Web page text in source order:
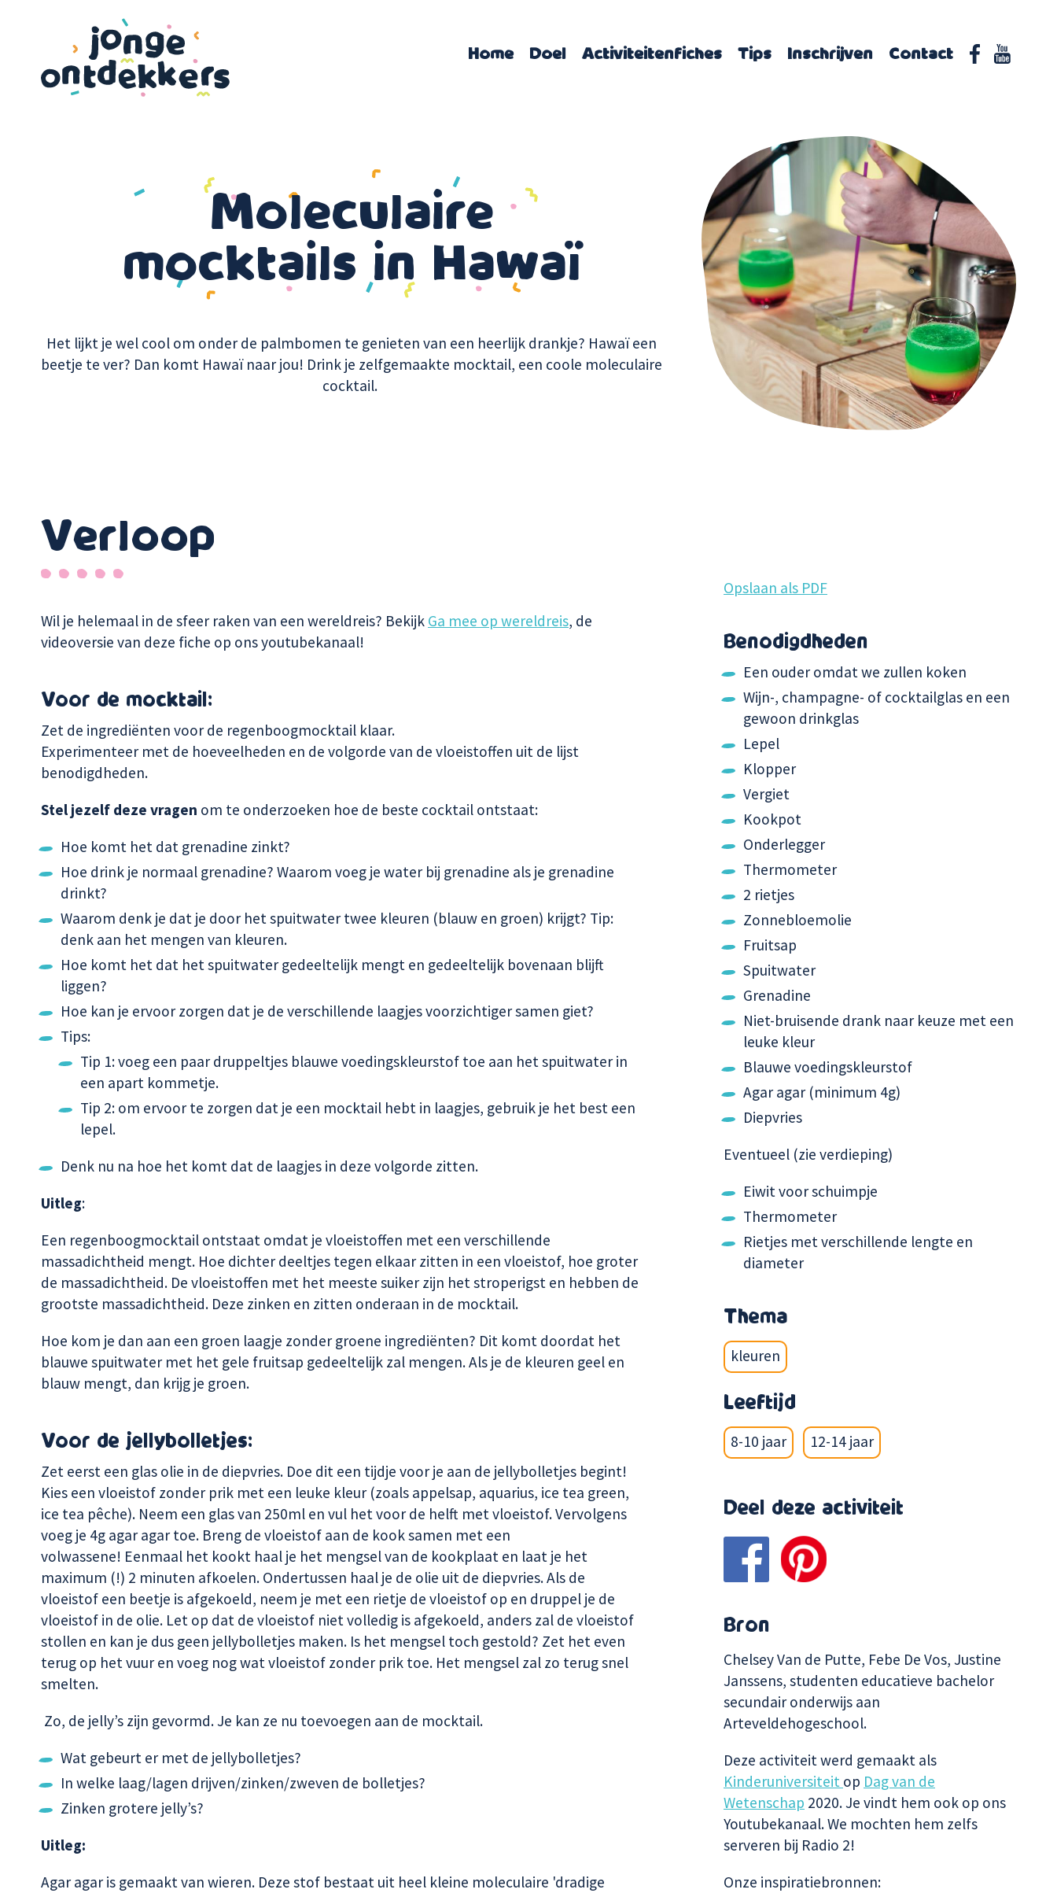
Home Doel Activiteitenfiches Tips Inschrijven Contact
Moleculaire
mocktails in Hawaï
Het lijkt je wel cool om onder de palmbomen te genieten van een heerlijk drankje? Hawaï een
beetje te ver? Dan komt Hawaï naar jou! Drink je zelfgemaakte mocktail, een coole moleculaire
cocktail.
Verloop
Wil je helemaal in de sfeer raken van een wereldreis? Bekijk Ga mee op wereldreis, de
videoversie van deze fiche op ons youtubekanaal!
Voor de mocktail:
Zet de ingrediënten voor de regenboogmocktail klaar.
Experimenteer met de hoeveelheden en de volgorde van de vloeistoffen uit de lijst
benodigdheden.
Stel jezelf deze vragen om te onderzoeken hoe de beste cocktail ontstaat:
Hoe komt het dat grenadine zinkt?
Hoe drink je normaal grenadine? Waarom voeg je water bij grenadine als je grenadine
drinkt?
Waarom denk je dat je door het spuitwater twee kleuren (blauw en groen) krijgt? Tip:
denk aan het mengen van kleuren.
Hoe komt het dat het spuitwater gedeeltelijk mengt en gedeeltelijk bovenaan blijft
liggen?
Hoe kan je ervoor zorgen dat je de verschillende laagjes voorzichtiger samen giet?
Tips:
Tip 1: voeg een paar druppeltjes blauwe voedingskleurstof toe aan het spuitwater in
een apart kommetje.
Tip 2: om ervoor te zorgen dat je een mocktail hebt in laagjes, gebruik je het best een
lepel.
Denk nu na hoe het komt dat de laagjes in deze volgorde zitten.
Uitleg:
Een regenboogmocktail ontstaat omdat je vloeistoffen met een verschillende
massadichtheid mengt. Hoe dichter deeltjes tegen elkaar zitten in een vloeistof, hoe groter
de massadichtheid. De vloeistoffen met het meeste suiker zijn het stroperigst en hebben de
grootste massadichtheid. Deze zinken en zitten onderaan in de mocktail.
Hoe kom je dan aan een groen laagje zonder groene ingrediënten? Dit komt doordat het
blauwe spuitwater met het gele fruitsap gedeeltelijk zal mengen. Als je de kleuren geel en
blauw mengt, dan krijg je groen.
Voor de jellybolletjes:
Zet eerst een glas olie in de diepvries. Doe dit een tijdje voor je aan de jellybolletjes begint!
Kies een vloeistof zonder prik met een leuke kleur (zoals appelsap, aquarius, ice tea green,
ice tea pêche). Neem een glas van 250ml en vul het voor de helft met vloeistof. Vervolgens
voeg je 4g agar agar toe. Breng de vloeistof aan de kook samen met een
volwassene! Eenmaal het kookt haal je het mengsel van de kookplaat en laat je het
maximum (!) 2 minuten afkoelen. Ondertussen haal je de olie uit de diepvries. Als de
vloeistof een beetje is afgekoeld, neem je met een rietje de vloeistof op en druppel je de
vloeistof in de olie. Let op dat de vloeistof niet volledig is afgekoeld, anders zal de vloeistof
stollen en kan je dus geen jellybolletjes maken. Is het mengsel toch gestold? Zet het even
terug op het vuur en voeg nog wat vloeistof zonder prik toe. Het mengsel zal zo terug snel
smelten.
Zo, de jelly’s zijn gevormd. Je kan ze nu toevoegen aan de mocktail.
Wat gebeurt er met de jellybolletjes?
In welke laag/lagen drijven/zinken/zweven de bolletjes?
Zinken grotere jelly’s?
Uitleg:
Agar agar is gemaakt van wieren. Deze stof bestaat uit heel kleine moleculaire 'dradige
Opslaan als PDF
Benodigdheden
Een ouder omdat we zullen koken
Wijn-, champagne- of cocktailglas en een
gewoon drinkglas
Lepel
Klopper
Vergiet
Kookpot
Onderlegger
Thermometer
2 rietjes
Zonnebloemolie
Fruitsap
Spuitwater
Grenadine
Niet-bruisende drank naar keuze met een
leuke kleur
Blauwe voedingskleurstof
Agar agar (minimum 4g)
Diepvries
Eventueel (zie verdieping)
Eiwit voor schuimpje
Thermometer
Rietjes met verschillende lengte en
diameter
Thema
kleuren
Leeftijd
8-10 jaar 12-14 jaar
Deel deze activiteit
Bron
Chelsey Van de Putte, Febe De Vos, Justine
Janssens, studenten educatieve bachelor
secundair onderwijs aan
Arteveldehogeschool.
Deze activiteit werd gemaakt als
Kinderuniversiteit op Dag van de
Wetenschap 2020. Je vindt hem ook op ons
Youtubekanaal. We mochten hem zelfs
serveren bij Radio 2!
Onze inspiratiebronnen: